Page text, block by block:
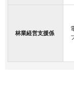
林業経営支援係